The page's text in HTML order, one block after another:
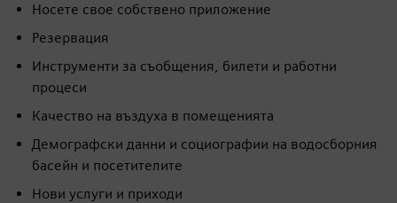
Носете свое собствено приложение
Резервация
Инструменти за съобщения, билети и работни
процеси
Качество на въздуха в помещенията
Демографски данни и социографии на водосборния
басейн и посетителите
Нови услуги и приходи